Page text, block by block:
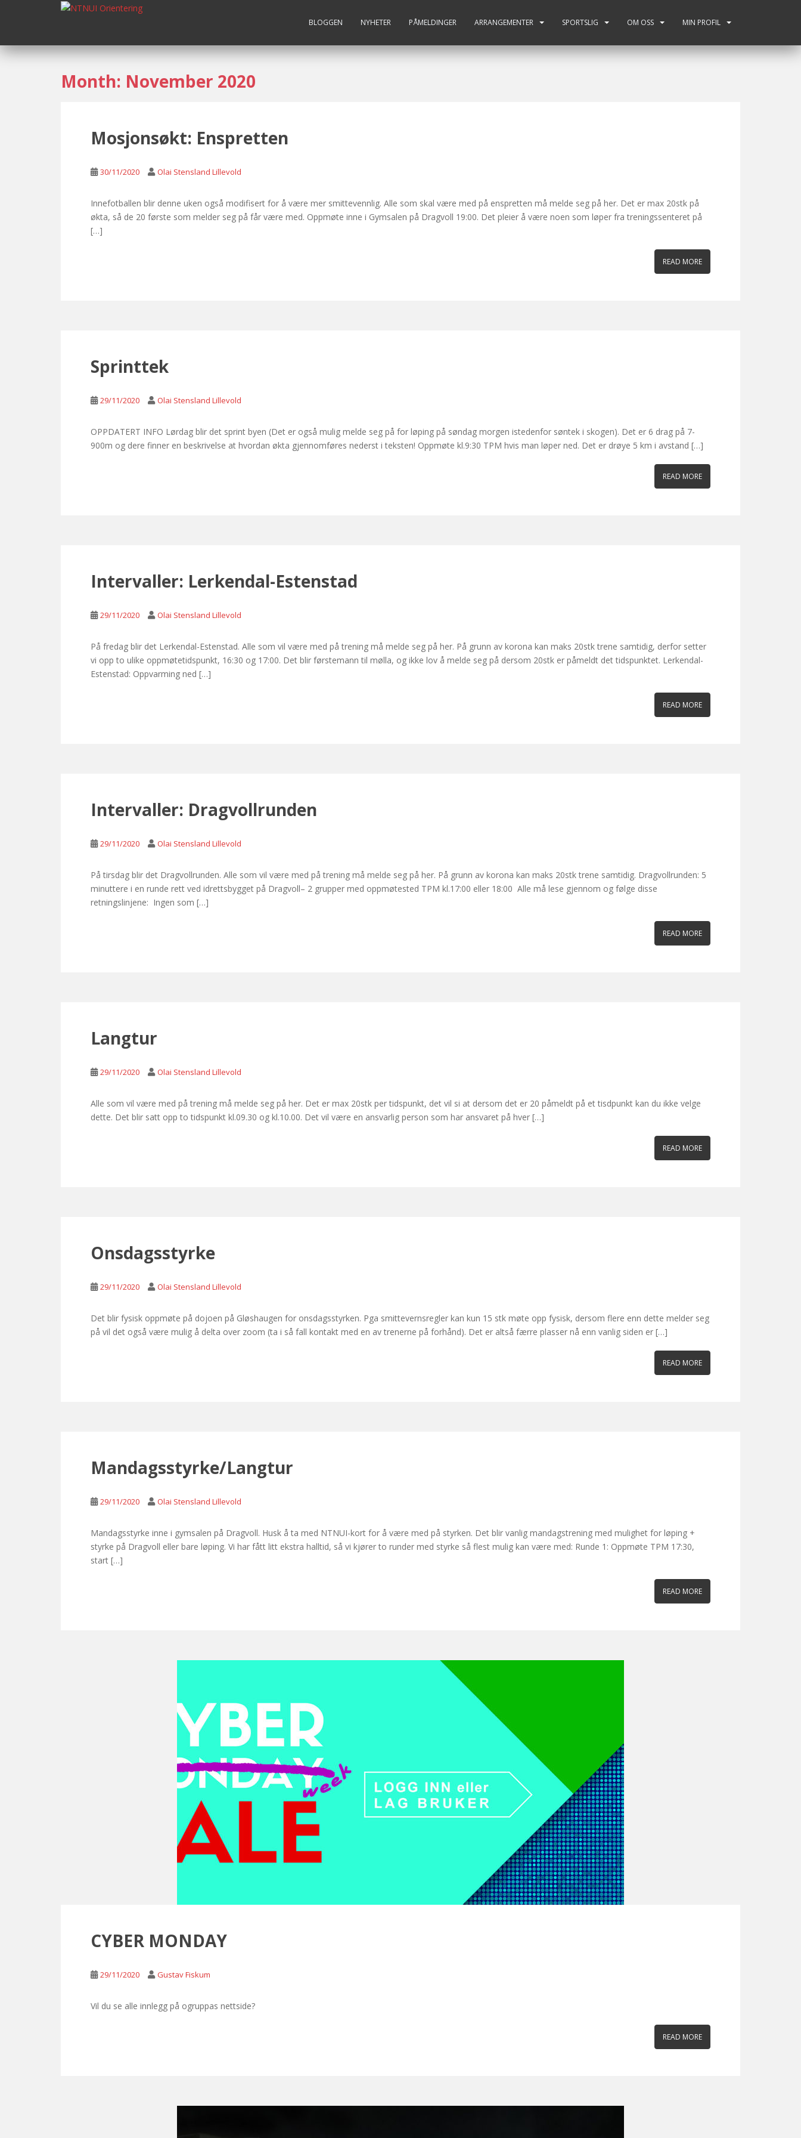
p
BLOGGEN NYHETER PÅMELDINGER ARRANGEMENTER SPORTSLIG OM OSS MIN PROFIL
Month: November 2020
Mosjonsøkt: Enspretten
30/11/2020 Olai Stensland Lillevold
Innefotballen blir denne uken også modifisert for å være mer smittevennlig. Alle som skal være med på enspretten må melde seg på her. Det er max 20stk på
økta, så de 20 første som melder seg på får være med. Oppmøte inne i Gymsalen på Dragvoll 19:00. Det pleier å være noen som løper fra treningssenteret på
[…]
READ MORE
Sprinttek
29/11/2020 Olai Stensland Lillevold
OPPDATERT INFO Lørdag blir det sprint byen (Det er også mulig melde seg på for løping på søndag morgen istedenfor søntek i skogen). Det er 6 drag på 7-
900m og dere finner en beskrivelse at hvordan økta gjennomføres nederst i teksten! Oppmøte kl.9:30 TPM hvis man løper ned. Det er drøye 5 km i avstand […]
READ MORE
Intervaller: Lerkendal-Estenstad
29/11/2020 Olai Stensland Lillevold
På fredag blir det Lerkendal-Estenstad. Alle som vil være med på trening må melde seg på her. På grunn av korona kan maks 20stk trene samtidig, derfor setter
vi opp to ulike oppmøtetidspunkt, 16:30 og 17:00. Det blir førstemann til mølla, og ikke lov å melde seg på dersom 20stk er påmeldt det tidspunktet. Lerkendal-
Estenstad: Oppvarming ned […]
READ MORE
Intervaller: Dragvollrunden
29/11/2020 Olai Stensland Lillevold
På tirsdag blir det Dragvollrunden. Alle som vil være med på trening må melde seg på her. På grunn av korona kan maks 20stk trene samtidig. Dragvollrunden: 5
minuttere i en runde rett ved idrettsbygget på Dragvoll– 2 grupper med oppmøtested TPM kl.17:00 eller 18:00 Alle må lese gjennom og følge disse
retningslinjene: Ingen som […]
READ MORE
Langtur
29/11/2020 Olai Stensland Lillevold
Alle som vil være med på trening må melde seg på her. Det er max 20stk per tidspunkt, det vil si at dersom det er 20 påmeldt på et tisdpunkt kan du ikke velge
dette. Det blir satt opp to tidspunkt kl.09.30 og kl.10.00. Det vil være en ansvarlig person som har ansvaret på hver […]
READ MORE
Onsdagsstyrke
29/11/2020 Olai Stensland Lillevold
Det blir fysisk oppmøte på dojoen på Gløshaugen for onsdagsstyrken. Pga smittevernsregler kan kun 15 stk møte opp fysisk, dersom flere enn dette melder seg
på vil det også være mulig å delta over zoom (ta i så fall kontakt med en av trenerne på forhånd). Det er altså færre plasser nå enn vanlig siden er […]
READ MORE
Mandagsstyrke/Langtur
29/11/2020 Olai Stensland Lillevold
Mandagsstyrke inne i gymsalen på Dragvoll. Husk å ta med NTNUI-kort for å være med på styrken. Det blir vanlig mandagstrening med mulighet for løping +
styrke på Dragvoll eller bare løping. Vi har fått litt ekstra halltid, så vi kjører to runder med styrke så flest mulig kan være med: Runde 1: Oppmøte TPM 17:30,
start […]
READ MORE
CYBER MONDAY
29/11/2020 Gustav Fiskum
Vil du se alle innlegg på ogruppas nettside?
READ MORE